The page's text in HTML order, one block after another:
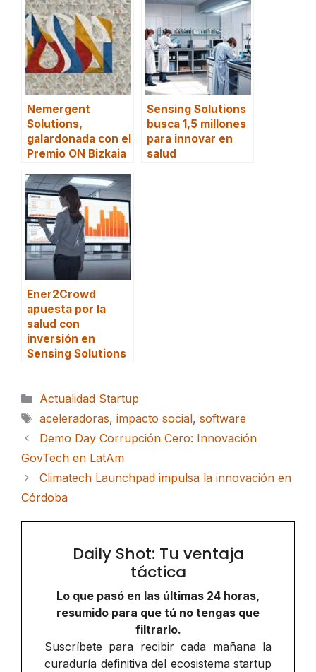
Nemergent
Solutions,
galardonada con el
Premio ON Bizkaia
Sensing Solutions
busca 1,5 millones
para innovar en
salud
Ener2Crowd
apuesta por la
salud con
inversión en
Sensing Solutions
Categorías
Actualidad Startup
Etiquetas
aceleradoras, impacto social, software
Demo Day Corrupción Cero: Innovación
GovTech en LatAm
Climatech Launchpad impulsa la innovación en
Córdoba
Daily Shot: Tu ventaja
táctica
Lo que pasó en las últimas 24 horas,
resumido para que tú no tengas que
filtrarlo.
Suscríbete para recibir cada mañana la
curaduría definitiva del ecosistema startup